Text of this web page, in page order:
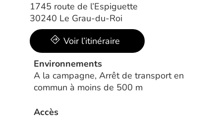
1745 route de l’Espiguette
30240 Le Grau-du-Roi
Voir l’itinéraire
Environnements
A la campagne, Arrêt de transport en
commun à moins de 500 m
Accès